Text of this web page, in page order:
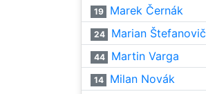
19 Marek Černák
24 Marian Štefanovič
44 Martin Varga
14 Milan Novák